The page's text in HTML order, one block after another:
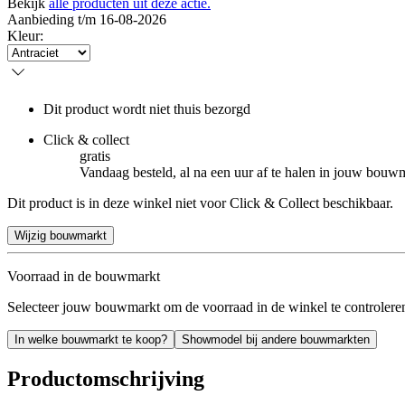
Aanbieding t/m 16-08-2026
Kleur:
Dit product wordt niet thuis bezorgd
Click & collect
gratis
Vandaag besteld, al na een uur af te halen in jouw
Dit product is in deze winkel niet voor Click & Collect beschikbaar.
Wijzig bouwmarkt
Voorraad in de bouwmarkt
Selecteer jouw bouwmarkt om de voorraad in de winkel te
In welke bouwmarkt te koop? Showmodel bij andere bouwmarkten
Productomschrijving